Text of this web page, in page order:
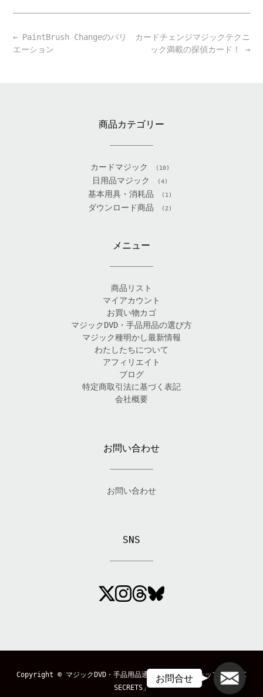
Post
navigation
カードチェンジマジックテクニ
ック満載の探偵カード！ →
← PaintBrush Changeのバリ
エーション
商品カテゴリー
カードマジック (10)
日用品マジック (4)
基本用具・消耗品 (1)
ダウンロード商品 (2)
メニュー
商品リスト
マイアカウント
お買い物カゴ
マジックDVD・手品用品の選び方
マジック種明かし最新情報
わたしたちについて
アフィリエイト
ブログ
特定商取引法に基づく表記
会社概要
お問い合わせ
お問い合わせ
SNS
Copyright © マジックDVD・手品用品通販のマジックショップ「MAGIC
SECRETS」
メール
お問合せ